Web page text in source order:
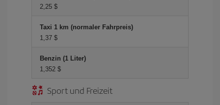
2,25 $
Taxi 1 km (normaler Fahrpreis)
1,37 $
Benzin (1 Liter)
1,352 $
Sport und Freizeit